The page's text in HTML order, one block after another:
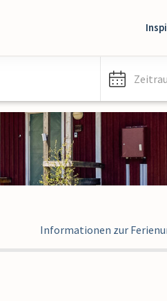
Informationen zur